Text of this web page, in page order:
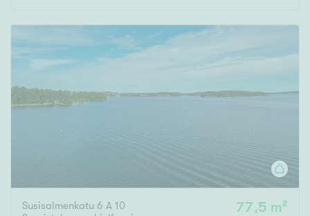
Susisalmenkatu 6 A 10
77,5 m²